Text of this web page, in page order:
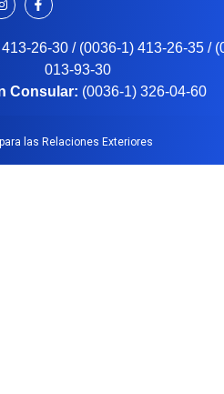
26-30 / (0036-1) 413-26-35 /
013-93-30
Consular: (0036-1) 326-04-60
las Relaciones Exteriores